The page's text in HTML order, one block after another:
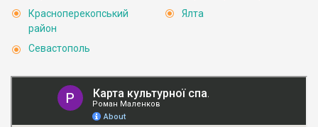
Красноперекопський
район
Севастополь
Ялта